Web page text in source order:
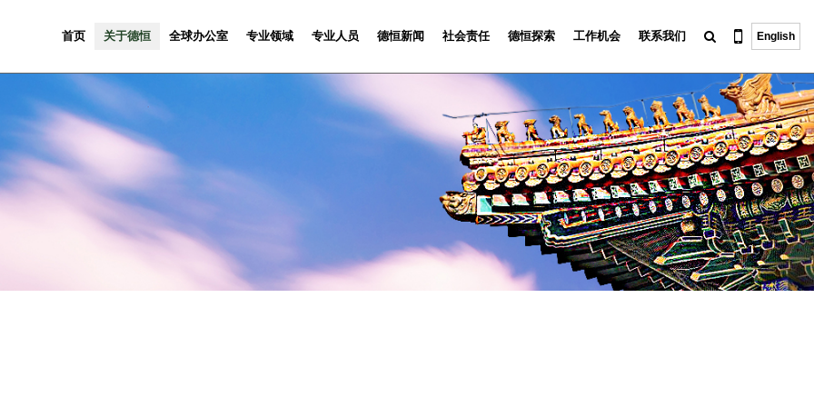
首页 关于德恒 全球办公室 专业领域 专业人员 德恒新闻 社会责任 德恒探索 工作机会 联系我们 English